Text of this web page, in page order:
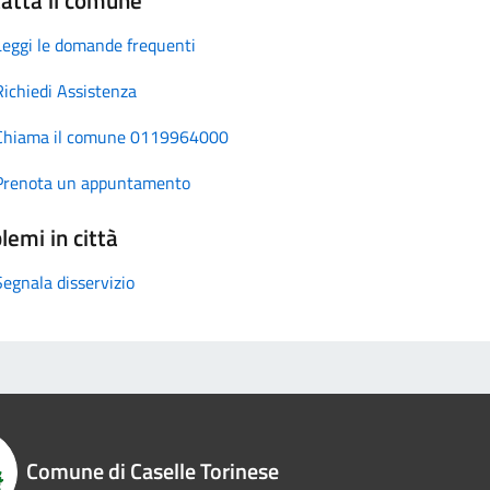
le domande frequenti
Assistenza
il comune 0119964000
un appuntamento
in città
disservizio
Comune di Caselle Torinese